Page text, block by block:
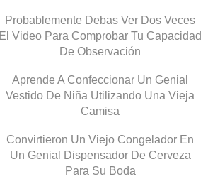
Probablemente Debas Ver Dos Veces
El Video Para Comprobar Tu Capacidad
De Observación
Aprende A Confeccionar Un Genial
Vestido De Niña Utilizando Una Vieja
Camisa
Convirtieron Un Viejo Congelador En
Un Genial Dispensador De Cerveza
Para Su Boda